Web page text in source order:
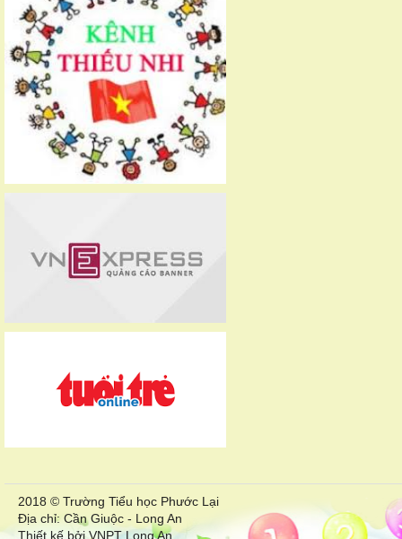
2018 © Trường Tiểu học Phước Lại
Địa chỉ: Cần Giuộc - Long An
Thiết kế bởi VNPT Long An